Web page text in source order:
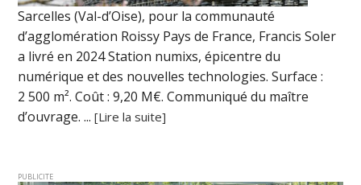
Sarcelles (Val-d’Oise), pour la communauté
d’agglomération Roissy Pays de France, Francis Soler
a livré en 2024 Station numixs, épicentre du
numérique et des nouvelles technologies. Surface :
2 500 m². Coût : 9,20 M€. Communiqué du maître
d’ouvrage. ...[Lire la suite]
PUBLICITE